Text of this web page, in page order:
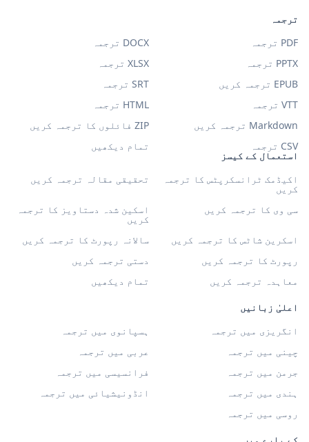
استعمال کے کیسز
اکیڈمک ٹرانسکرپٹس کا ترجمہ
کریں
تحقیقی مقالہ ترجمہ کریں
سی وی کا ترجمہ کریں اسکین شدہ دستاویز کا ترجمہ
کریں
اسکرین شاٹس کا ترجمہ کریں
سالانہ رپورٹ کا ترجمہ کریں
رپورٹ کا ترجمہ کریں
دستی ترجمہ کریں
معاہدہ ترجمہ کریں
تمام دیکھیں
اعلیٰ زبانیں
انگریزی میں ترجمہ
ہسپانوی میں ترجمہ
چینی میں ترجمہ
عربی میں ترجمہ
جرمن میں ترجمہ
فرانسیسی میں ترجمہ
ہندی میں ترجمہ
انڈونیشیائی میں ترجمہ
روسی میں ترجمہ
ترجمہ
PDF ترجمہ
DOCX ترجمہ
PPTX ترجمہ
XLSX ترجمہ
EPUB ترجمہ کریں
SRT ترجمہ
VTT ترجمہ
HTML ترجمہ
Markdown ترجمہ کریں
ZIP فائلوں کا ترجمہ کریں
CSV ترجمہ
تمام دیکھیں